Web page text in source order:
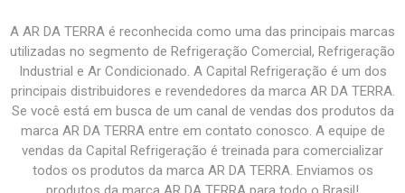
A AR DA TERRA é reconhecida como uma das principais marcas
utilizadas no segmento de Refrigeração Comercial, Refrigeração
Industrial e Ar Condicionado. A Capital Refrigeração é um dos
principais distribuidores e revendedores da marca AR DA TERRA.
Se você está em busca de um canal de vendas dos produtos da
marca AR DA TERRA entre em contato conosco. A equipe de
vendas da Capital Refrigeração é treinada para comercializar
todos os produtos da marca AR DA TERRA. Enviamos os